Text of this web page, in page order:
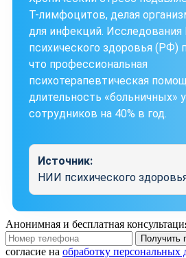
Т-лимфоцитов, делая
для инфекций.
психического здоровья (РФ)
что профессиональная
психотерапевтическая
длительность «больничных»
сотрудников на 40% в год.
Источник:
НИИ психического
Анонимная и бесплатная
Получить
согласие на обработку персональных